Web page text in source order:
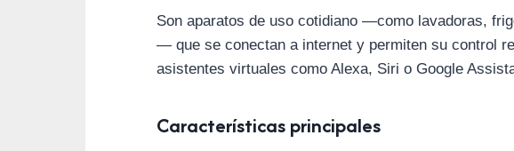
Son aparatos de uso cotidiano —como lavadoras,
— que se conectan a internet y permiten su control
asistentes virtuales como Alexa, Siri o Google
Características principales